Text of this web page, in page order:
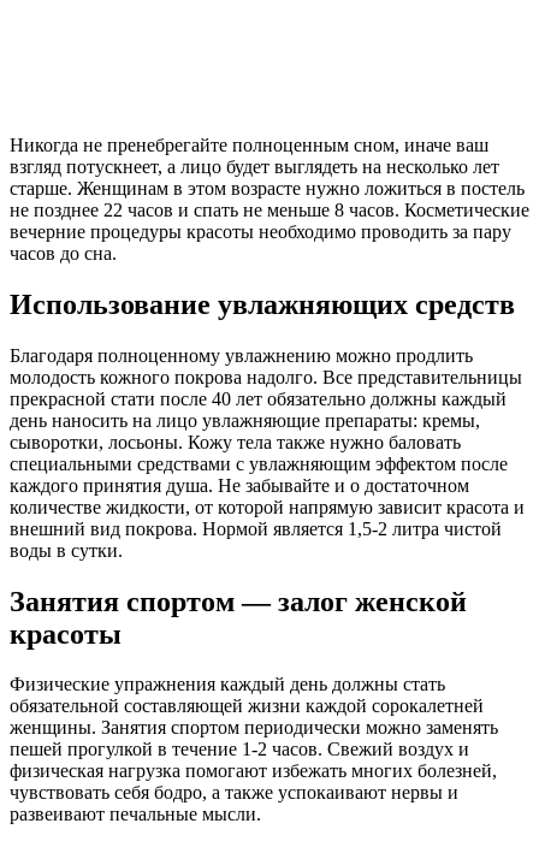
Никогда не пренебрегайте полноценным сном, иначе ваш
взгляд потускнеет, а лицо будет выглядеть на несколько лет
старше. Женщинам в этом возрасте нужно ложиться в постель
не позднее 22 часов и спать не меньше 8 часов. Косметические
вечерние процедуры красоты необходимо проводить за пару
часов до сна.
Использование увлажняющих средств
Благодаря полноценному увлажнению можно продлить
молодость кожного покрова надолго. Все представительницы
прекрасной стати после 40 лет обязательно должны каждый
день наносить на лицо увлажняющие препараты: кремы,
сыворотки, лосьоны. Кожу тела также нужно баловать
специальными средствами с увлажняющим эффектом после
каждого принятия душа. Не забывайте и о достаточном
количестве жидкости, от которой напрямую зависит красота и
внешний вид покрова. Нормой является 1,5-2 литра чистой
воды в сутки.
Занятия спортом — залог женской
красоты
Физические упражнения каждый день должны стать
обязательной составляющей жизни каждой сорокалетней
женщины. Занятия спортом периодически можно заменять
пешей прогулкой в течение 1-2 часов. Свежий воздух и
физическая нагрузка помогают избежать многих болезней,
чувствовать себя бодро, а также успокаивают нервы и
развеивают печальные мысли.